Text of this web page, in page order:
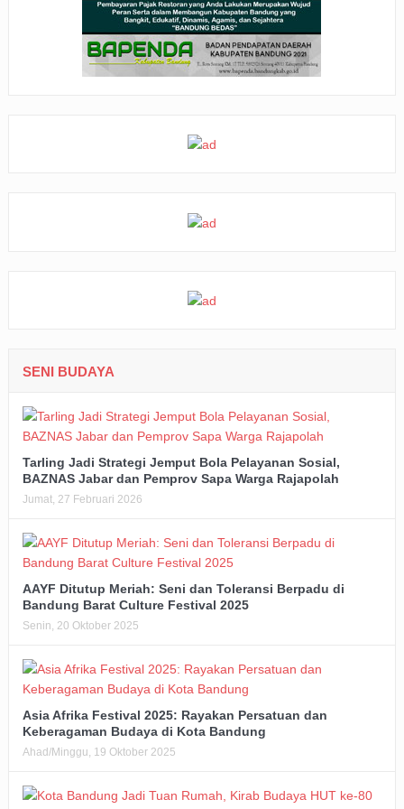
SENI BUDAYA
Tarling Jadi Strategi Jemput Bola Pelayanan Sosial,
BAZNAS Jabar dan Pemprov Sapa Warga Rajapolah
Jumat, 27 Februari 2026
AAYF Ditutup Meriah: Seni dan Toleransi Berpadu di
Bandung Barat Culture Festival 2025
Senin, 20 Oktober 2025
Asia Afrika Festival 2025: Rayakan Persatuan dan
Keberagaman Budaya di Kota Bandung
Ahad/Minggu, 19 Oktober 2025